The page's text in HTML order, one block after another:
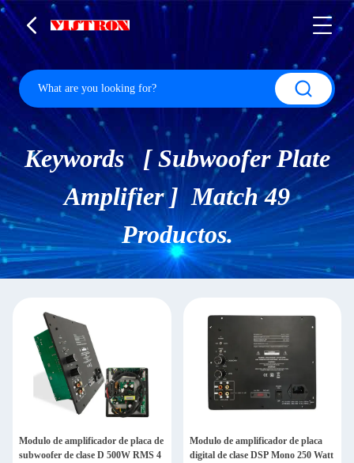
Keywords [ Subwoofer Plate
Amplifier ] Match 49
Productos.
Modulo de amplificador de placa de
subwoofer de clase D 500W RMS 4
Modulo de amplificador de placa
digital de clase DSP Mono 250 Watt